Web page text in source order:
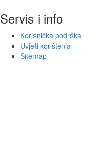
Servis i info
Korisnička podrška
Uvjeti korištenja
Sitemap